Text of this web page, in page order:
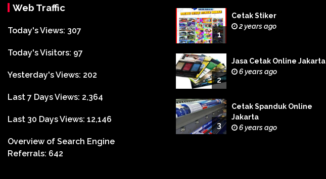
Web Traffic
Today's Views: 307
Today's Visitors: 97
Yesterday's Views: 202
Last 7 Days Views: 2,364
Last 30 Days Views: 12,146
Overview of Search Engine
Referrals: 642
1
Cetak Stiker
2 years ago
2
Jasa Cetak Online Jakarta
6 years ago
3
Cetak Spanduk Online
Jakarta
6 years ago